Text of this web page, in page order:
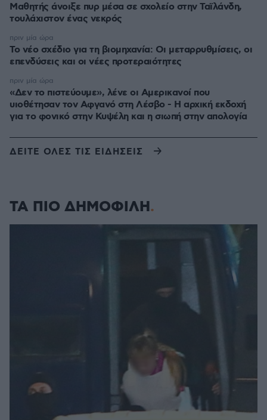
Μαθητής άνοιξε πυρ μέσα σε σχολείο στην Ταϊλάνδη,
τουλάχιστον ένας νεκρός
Το νέο σχέδιο για τη βιομηχανία: Οι μεταρρυθμίσεις, οι
επενδύσεις και οι νέες προτεραιότητες
πριν μία ώρα
«Δεν το πιστεύουμε», λένε οι Αμερικανοί που
υιοθέτησαν τον Αφγανό στη Λέσβο - Η αρχική εκδοχή
για το φονικό στην Κυψέλη και η σιωπή στην απολογία
πριν μία ώρα
ΔΕΙΤΕ ΟΛΕΣ ΤΙΣ ΕΙΔΗΣΕΙΣ
ΤΑ ΠΙΟ ΔΗΜΟΦΙΛΗ